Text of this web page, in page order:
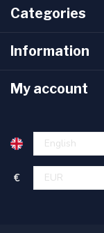
Categories
Information
My account
€